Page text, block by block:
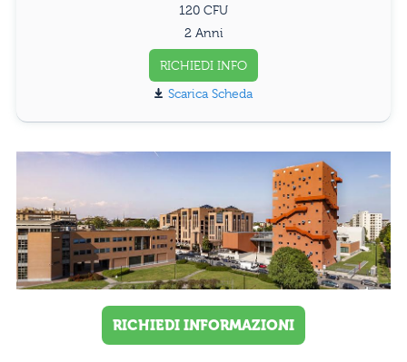
120
2 Anni
RICHIEDI INFO
Scarica Scheda
RICHIEDI INFORMAZIONI